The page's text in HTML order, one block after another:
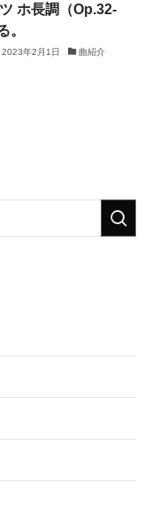
ホ長調（Op.32-
。
2023年2月1日 曲紹介